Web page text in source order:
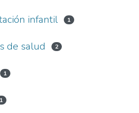
infantil 1
de salud 2
1
1